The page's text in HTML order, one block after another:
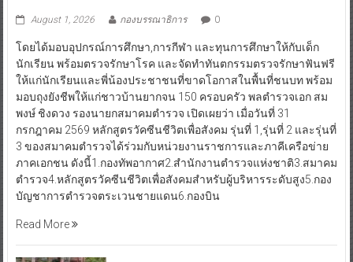
August 1, 2026 กองบรรณาธิการ 0
โดยได้มอบอุปกรณ์การศึกษา,การกีฬา และทุนการศึกษาให้กับเด็ก
นักเรียน พร้อมตรวจรักษาโรค และจัดทำทันตกรรมตรวจรักษาฟันฟรี
ให้แก่นักเรียนและพี่น้องประชาชนที่ขาดโอกาสในพื้นที่ชนบท พร้อม
มอบถุงยังชีพให้แก่ชาวบ้านยากจน 150 ครอบครัว พลตำรวจเอก สม
พงษ์ ชิงดวง รองนายกสมาคมตำรวจ เปิดเผยว่า เมื่อวันที่ 31
กรกฎาคม 2569 หลักสูตรวัคซีนชีวิตเพื่อสังคม รุ่นที่ 1,รุ่นที่ 2 และรุ่นที่
3 ของสมาคมตำรวจได้ร่วมกับหน่วยงานราชการและภาคีเครือข่าย
ภาคเอกชน ดังนี้1.กองทัพอากาศ2.สำนักงานตำรวจแห่งชาติ3.สมาคม
ตำรวจ4.หลักสูตรวัคซีนชีวิตเพื่อสังคมสำหรับผู้บริหารระดับสูง5.กอง
บัญชาการตำรวจตระเวนชายแดน6.กองบิน
Read More